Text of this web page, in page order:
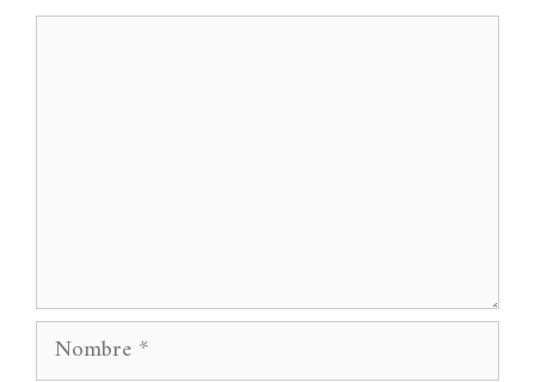
Comentario
Nombre